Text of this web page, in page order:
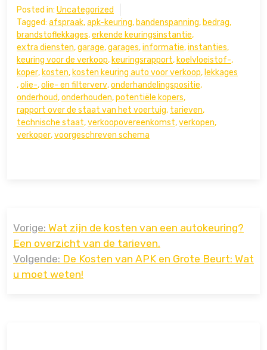
Posted in: Uncategorized
Tagged: afspraak,apk-keuring, bandenspanning, bedrag,
brandstoflekkages,erkende keuringsinstantie,
extra diensten,garage,garages,informatie,instanties,
keuring voor de verkoop, keuringsrapport, koelvloeistof-,
koper, kosten, kosten keuring auto voor verkoop, lekkages
,olie-,olie- en filterverv,onderhandelingspositie,
onderhoud,onderhouden,potentiële kopers,
rapport over de staat van het voertuig, tarieven,
technische staat,verkoopovereenkomst,verkopen,
verkoper,voorgeschreven schema
navigatie
Vorige: Wat zijn de kosten van een autokeuring?
Een overzicht van de tarieven.
Volgende: De Kosten van APK en Grote Beurt: Wat
u moet weten!